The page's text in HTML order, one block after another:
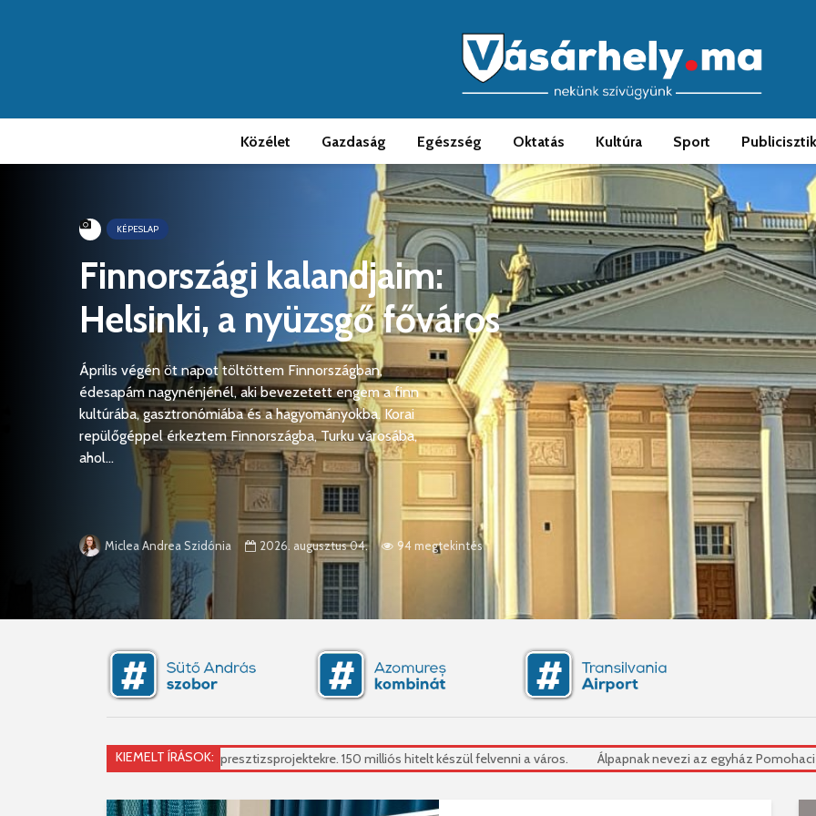
Közélet Gazdaság Egészség Oktatás Kultúra Sport
KÉPESLAP
Finnországi kalandjaim:
Helsinki, a nyüzsgő főváros
Április végén öt napot töltöttem Finnországban,
édesapám nagynénjénél, aki bevezetett engem a finn
kultúrába, gasztronómiába és a hagyományokba. Korai
repülőgéppel érkeztem Finnországba, Turku városába,
ahol...
Miclea Andrea Szidónia 2026. augusztus 04. 94 megtekintés
KIEMELT ÍRÁSOK:
pénz a presztizsprojektekre. 150 milliós hitelt készül felvenni a város. Álpapnak nevezi az egyház Pomohaci-ot Az anyjába küldték